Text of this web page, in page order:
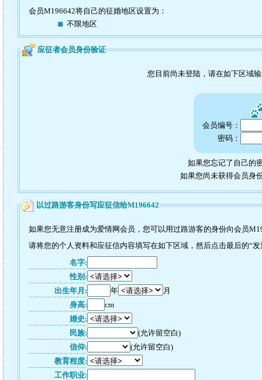
会员M196642将自己的征婚地区设置为：
不限地区
应征者会员身份验证
您目前尚未登陆，请在如下区域
会员编号：
密码：
如果您忘记了自己的
如果您尚未获得会员身
以过路游客身份写应征信给M196642
如果您无意注册成为爱情网会员，您可以用过路游客的身份向会员
请将您的个人资料和应征信内容填写在如下区域，然后点击最后的“
名字:
性别:
出生年月:
年
月
身高:
cm
婚史:
民族:
(允许留空白)
信仰:
(允许留空白)
教育程度:
工作职业: